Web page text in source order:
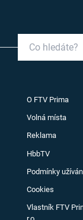
O FTV Prima
Volná místa
Reklama
HbbTV
Podmínky
Cookies
Vlastník FTV